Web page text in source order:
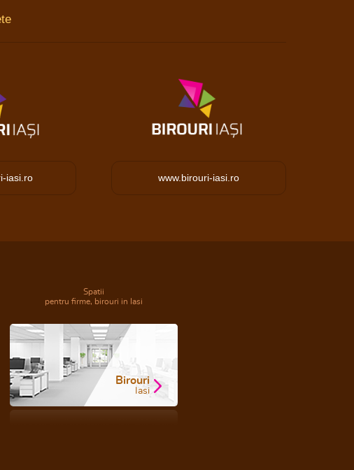
iasi.ro www.birouri-iasi.ro
Spatii
pentru firme, birouri in Iasi
Birouri
Iasi